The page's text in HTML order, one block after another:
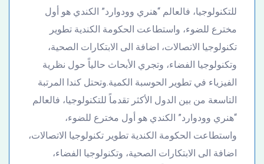
للتكنولوجيا، فالعالم “هنري وودوارد” الكندي هو أول
مخترع للضوء، واستطاعت الحكومة الكندية تطوير
تكنولوجيا الاتصالات، اضافة الى الابتكارات الصحية،
وتكنولوجيا الفضاء، وتجري الأبحاث حالياً حول نظرية
الفيزياء في تطوير الحوسبة الكمية.وتحتل كندا المرتبة
التاسعة من بين الدول الأكثر تقدماً للتكنولوجيا، فالعالم
“هنري وودوارد” الكندي هو أول مخترع للضوء،
واستطاعت الحكومة الكندية تطوير تكنولوجيا الاتصالات،
اضافة الى الابتكارات الصحية، وتكنولوجيا الفضاء،